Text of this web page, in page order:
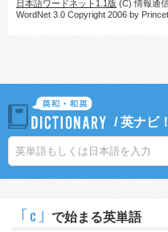
日本語ワードネット1.1版 (C) 情報通
WordNet 3.0 Copyright 2006 by
/英ナビ
｢c｣ で始まる英単語